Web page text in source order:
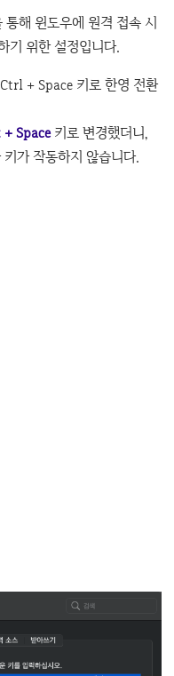
해 윈도우에 원격 접속 시
기 위한 설정입니다.
+ Space 키로 한영 전환
Space키로 변경했더니,
가 작동하지 않습니다.